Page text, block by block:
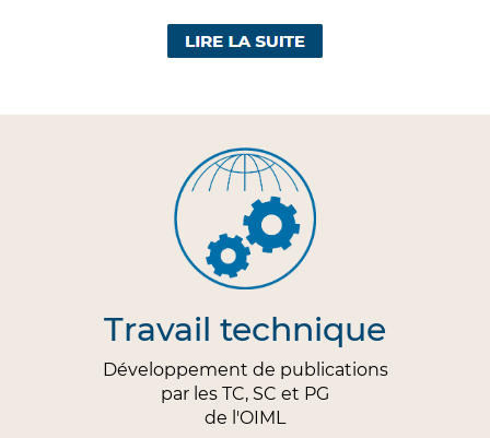
Travail technique
Développement de publications
par les TC, SC et PG
de l'OIML